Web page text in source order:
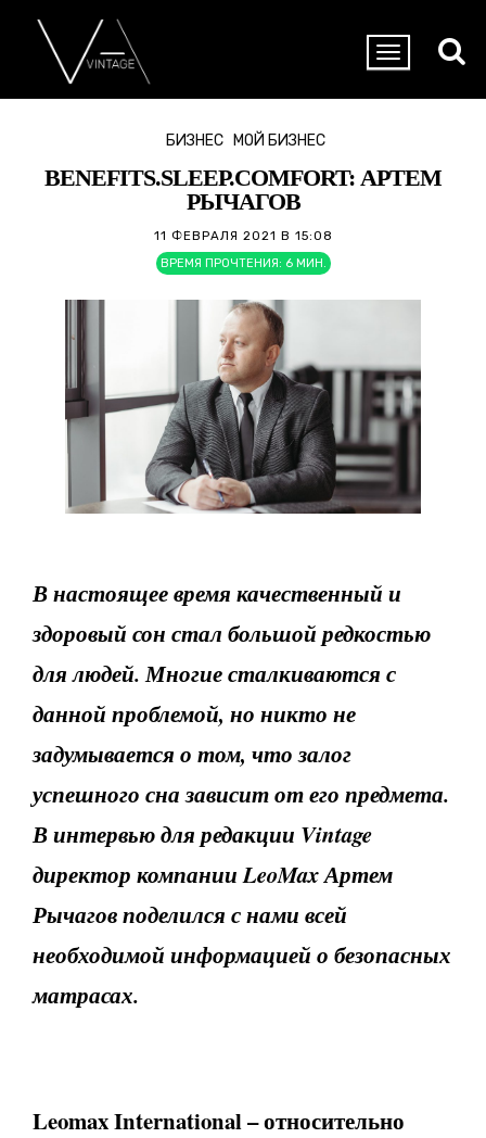
БИЗНЕС МОЙ БИЗНЕС
BENEFITS.SLEEP.COMFORT: АРТЕМ
РЫЧАГОВ
11 ФЕВРАЛЯ 2021 В 15:08
ВРЕМЯ ПРОЧТЕНИЯ: 6 МИН.
В настоящее время качественный и
здоровый сон стал большой редкостью
для людей. Многие сталкиваются с
данной проблемой, но никто не
задумывается о том, что залог
успешного сна зависит от его предмета.
В интервью для редакции Vintage
директор компанииLeoMaxАртем
Рычагов поделился с нами всей
необходимой информацией о безопасных
матрасах.
LeomaxInternational– относительно